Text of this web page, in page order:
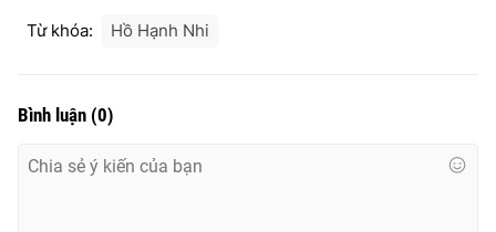
thông tin từ website này.
Từ khóa: Hồ Hạnh Nhi
Bình luận (0)